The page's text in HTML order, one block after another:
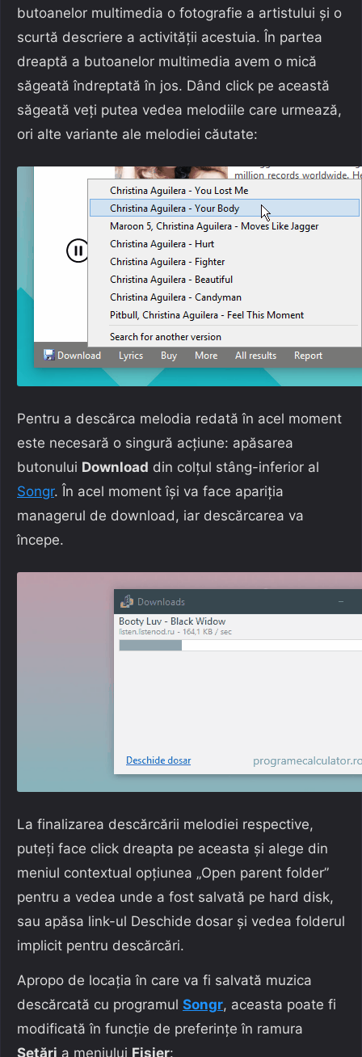
butoanelor multimedia o fotografie a artistului și o
scurtă descriere a activității acestuia. În partea
dreaptă a butoanelor multimedia avem o mică
săgeată îndreptată în jos. Dând click pe această
săgeată veți putea vedea melodiile care urmează,
ori alte variante ale melodiei căutate:
Pentru a descărca melodia redată în acel moment
este necesară o singură acțiune: apăsarea
butonului Download din colțul stâng-inferior al
Songr. În acel moment își va face apariția
managerul de download, iar descărcarea va
începe.
La finalizarea descărcării melodiei respective,
puteți face click dreapta pe aceasta și alege din
meniul contextual opțiunea „Open parent folder”
pentru a vedea unde a fost salvată pe hard disk,
sau apăsa link-ul Deschide dosar și vedea folderul
implicit pentru descărcări.
Apropo de locația în care va fi salvată muzica
descărcată cu programul Songr, aceasta poate fi
modificată în funcție de preferințe în ramura
Setări a meniului Fișier: